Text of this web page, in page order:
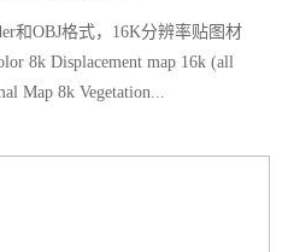
和OBJ格式，16K分辨率贴图材
8k Displacement map 16k (all
Map 8k Vegetation...